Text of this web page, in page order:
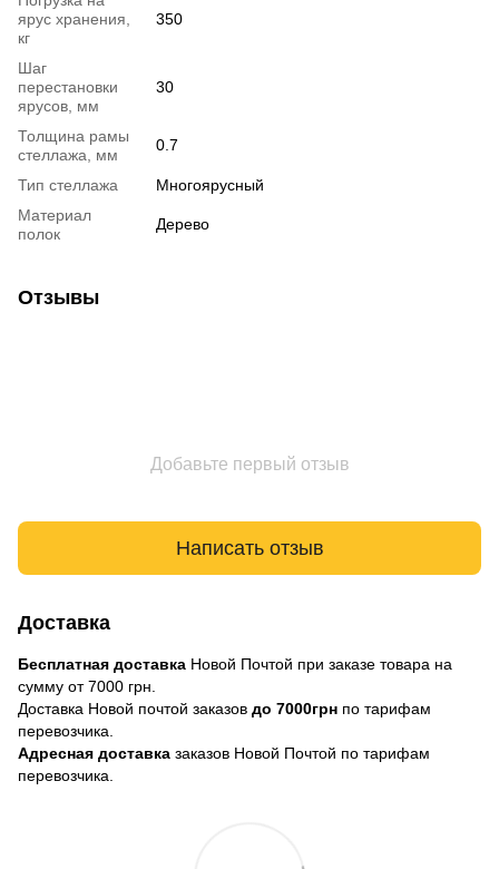
ярус хранения,
кг
350
Шаг
перестановки
ярусов, мм
30
Толщина рамы
стеллажа, мм
0.7
Тип стеллажа
Многоярусный
Материал
полок
Дерево
Отзывы
Добавьте первый отзыв
Написать отзыв
Доставка
Бесплатная доставка Новой Почтой при заказе товара на
сумму от 7000 грн.
Доставка Новой почтой заказов до 7000грн по тарифам
перевозчика.
Адресная доставка заказов Новой Почтой по тарифам
перевозчика.